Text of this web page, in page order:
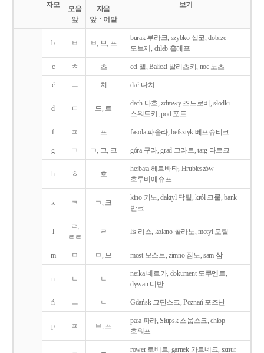
자모
보기
모음
앞
자음
앞ㆍ어말
b ㅂ ㅂ, 브, 프
burak 부라크, szybko 십코, dobrze
도브제, chleb 흘레프
c ㅊ 츠 cel 첼, Balicki 발리츠키, noc 노츠
ć ㅡ 치 dać 다치
d ㄷ 드, 트
dach 다흐, zdrowy 즈드로비, słodki
스워트키, pod 포트
f ㅍ 프 fasola 파솔라, befsztyk 베프슈티크
g ㄱ ㄱ, 그, 크 góra 구라, grad 그라트, targ 타르크
h ㅎ 흐
herbata 헤르바타, Hrubieszów
흐루비에슈프
k ㅋ ㄱ, 크
kino 키노, daktyl 닥틸, król 크룰, bank
반크
l
ㄹ,
ㄹㄹ
ㄹ lis 리스, kolano 콜라노, motyl 모틸
m ㅁ ㅁ, 므 most 모스트, zimno 짐노, sam 삼
n ㄴ ㄴ
nerka 네르카, dokument 도쿠멘트,
dywan 디반
ń ㅡ ㄴ Gdańsk 그단스크, Poznań 포즈난
p ㅍ ㅂ, 프
para 파라, Słupsk 스웁스크, chłop
흐워프
rower 로베르, garnek 가르네크, sznur